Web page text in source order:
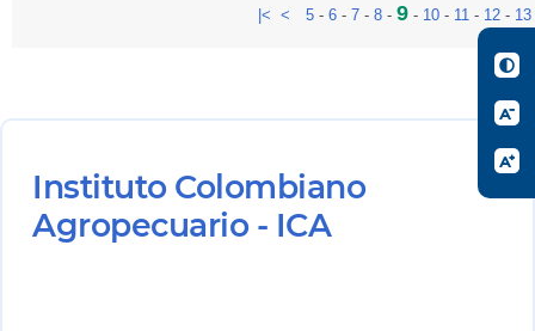
|< < 5 - 6 - 7 - 8 - 9 - 10 - 11 - 12 - 13
Instituto Colombiano
Agropecuario - ICA